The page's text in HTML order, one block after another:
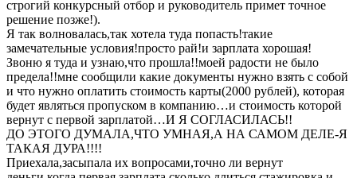
строгий конкурсный отбор и руководитель примет точное
решение позже!).
Я так волновалась,так хотела туда попасть!такие
замечательные условия!просто рай!и зарплата хорошая!
Звоню я туда и узнаю,что прошла!!моей радости не было
предела!!мне сообщили какие документы нужно взять с собой
и что нужно оплатить стоимость карты(2000 рублей), которая
будет являться пропуском в компанию…и стоимость которой
вернут с первой зарплатой…И Я СОГЛАСИЛАСЬ!!
ДО ЭТОГО ДУМАЛА,ЧТО УМНАЯ,А НА САМОМ ДЕЛЕ-Я
ТАКАЯ ДУРА!!!!
Приехала,засыпала их вопросами,точно ли вернут